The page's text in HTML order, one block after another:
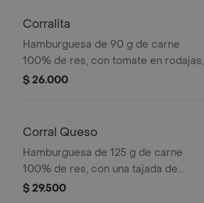
Corralita
Hamburguesa de 90 g de carne
100% de res, con tomate en rodajas,
cebolla en rodajas, lechuga, salsa
$ 26.000
Corral Queso
Hamburguesa de 125 g de carne
100% de res, con una tajada de
queso tipo mozzarella, tomate en
$ 29.500